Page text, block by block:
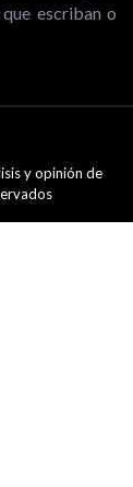
escriban o
y opinión de